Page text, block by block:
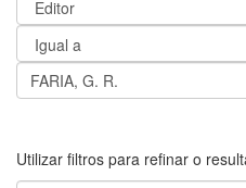
Utilizar filtros para refinar o